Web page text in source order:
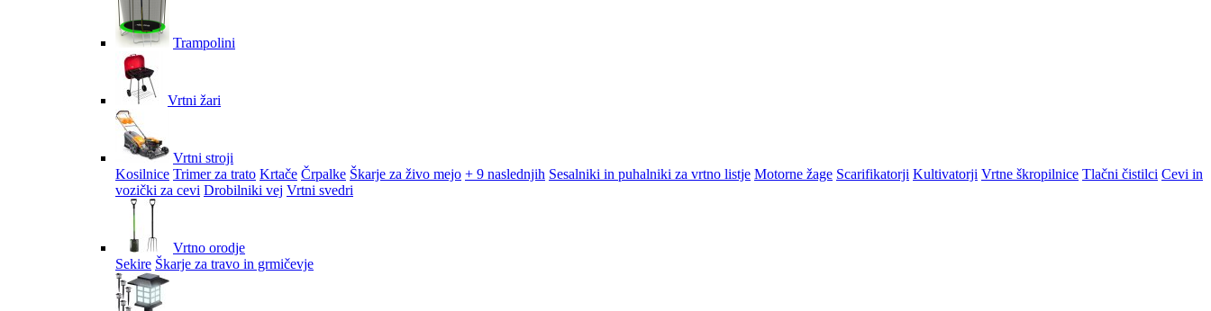
Trampolini
Vrtni žari
Vrtni stroji
Kosilnice Trimer za trato Krtače Črpalke Škarje za živo mejo + 9 naslednjih Sesalniki in puhalniki za vrtno listje Motorne žage Scarifikatorji Kultivatorji Vrtne škropilnice Tlačni čistilci Cevi in
vozički za cevi Drobilniki vej Vrtni svedri
Vrtno orodje
Sekire Škarje za travo in grmičevje